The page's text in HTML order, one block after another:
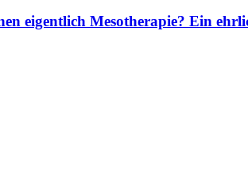
eigentlich Mesotherapie? Ein